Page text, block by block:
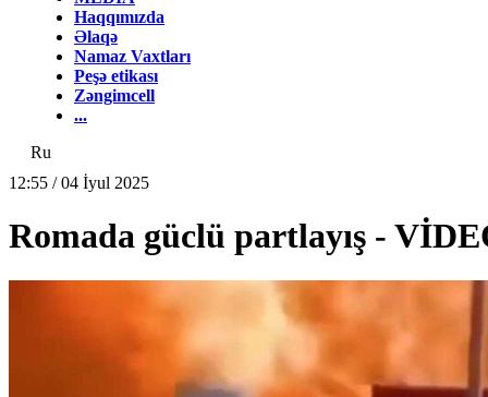
Haqqımızda
Əlaqə
Namaz Vaxtları
Peşə etikası
Zəngimcell
...
Ru
12:55 / 04 İyul 2025
Romada güclü partlayış -